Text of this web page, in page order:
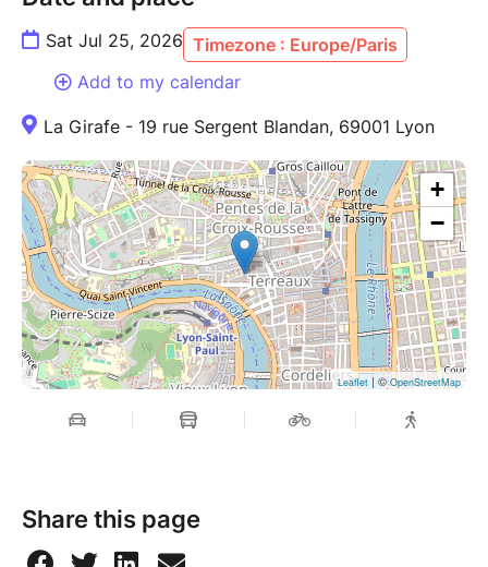
déclenchent des vagues de rires à chaque nouvelle
transition.
Sat Jul 25, 2026 Timezone : Europe/Paris
Add to my calendar
La Girafe - 19 rue Sergent Blandan, 69001 Lyon
+
−
Leaflet | ©OpenStreetMap
Share this page